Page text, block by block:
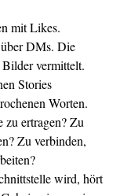
mit Likes.
DMs. Die
vermittelt.
Stories
Worten.
zu ertragen? Zu
Zu verbinden,
wird, hört